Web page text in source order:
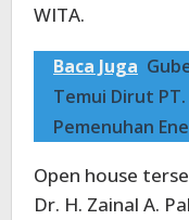
WITA.
Baca Juga
Temui Dirut PT.
Pemenuhan
Open house
Dr. H. Zainal A.